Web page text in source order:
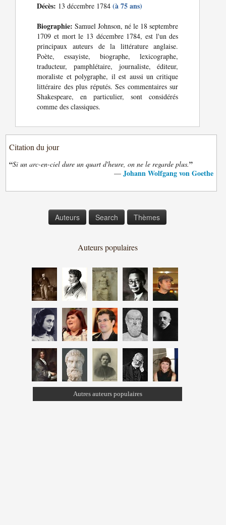
Décès: 13 décembre 1784(à 75 ans)
Biographie: Samuel Johnson, né le 18 septembre
1709 et mort le 13 décembre 1784, est l'un des
principaux auteurs de la littérature anglaise.
Poète, essayiste, biographe, lexicographe,
traducteur, pamphlétaire, journaliste, éditeur,
moraliste et polygraphe, il est aussi un critique
littéraire des plus réputés. Ses commentaires sur
Shakespeare, en particulier, sont considérés
comme des classiques.
Citation du jour
“Si un arc-en-ciel dure un quart d'heure, on ne le regarde plus.”
— Johann Wolfgang von Goethe
Auteurs Search Thèmes
Auteurs populaires
Autres auteurs populaires